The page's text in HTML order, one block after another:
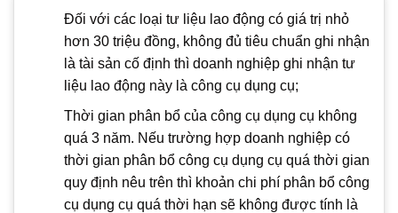
Đối với các loại tư liệu lao động có giá trị nhỏ
hơn 30 triệu đồng, không đủ tiêu chuẩn ghi nhận
là tài sản cố định thì doanh nghiệp ghi nhận tư
liệu lao động này là công cụ dụng cụ;
Thời gian phân bổ của công cụ dụng cụ không
quá 3 năm. Nếu trường hợp doanh nghiệp có
thời gian phân bổ công cụ dụng cụ quá thời gian
quy định nêu trên thì khoản chi phí phân bổ công
cụ dụng cụ quá thời hạn sẽ không được tính là